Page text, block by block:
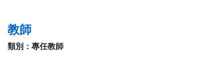
教師
類別： 專任教師